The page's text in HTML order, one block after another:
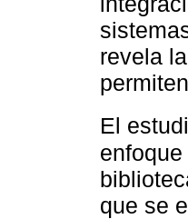
revela
El
que se